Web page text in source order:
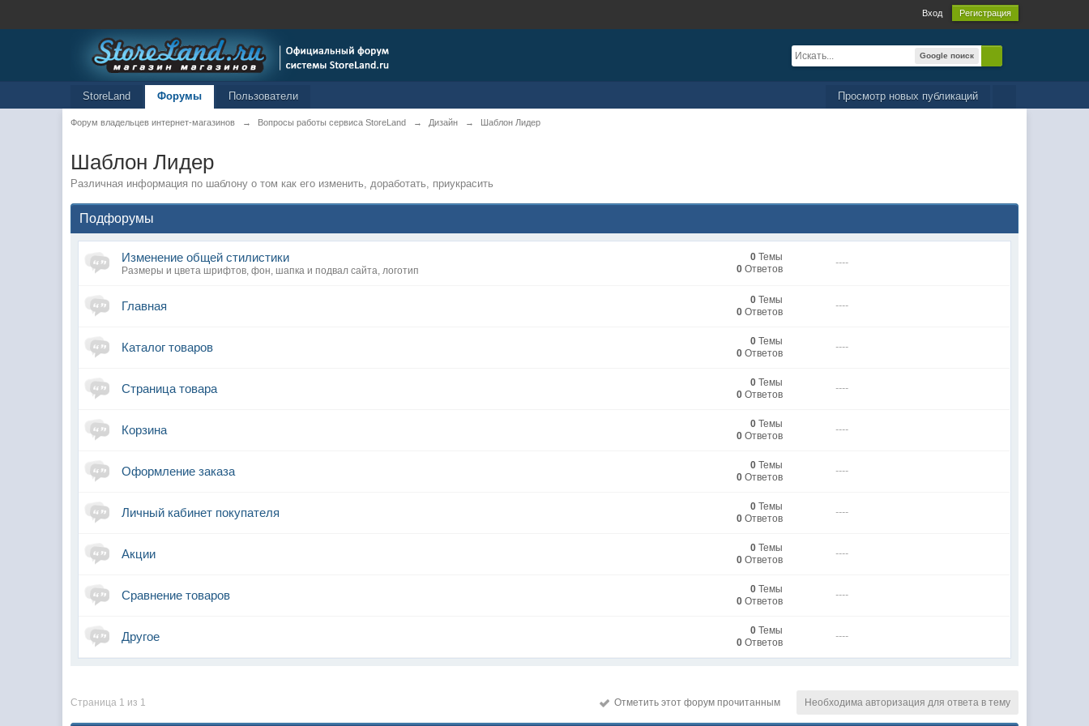
Вход Регистрация
Google поиск
Просмотр новых публикаций
StoreLand Форумы Пользователи
Форум владельцев интернет-магазинов → Вопросы работы сервиса StoreLand → Дизайн → Шаблон Лидер
Шаблон Лидер
Различная информация по шаблону о том как его изменить, доработать, приукрасить
Подфорумы
Изменение общей стилистики
Размеры и цвета шрифтов, фон, шапка и подвал сайта, логотип
0 Темы
0 Ответов
----
Главная 0 Темы
0 Ответов
----
Каталог товаров 0 Темы
0 Ответов
----
Страница товара 0 Темы
0 Ответов
----
Корзина 0 Темы
0 Ответов
----
Оформление заказа 0 Темы
0 Ответов
----
Личный кабинет покупателя 0 Темы
0 Ответов
----
Акции 0 Темы
0 Ответов
----
Сравнение товаров 0 Темы
0 Ответов
----
Другое 0 Темы
0 Ответов
----
Страница 1 из 1 Необходима авторизация для ответа в тему
Отметить этот форум прочитанным